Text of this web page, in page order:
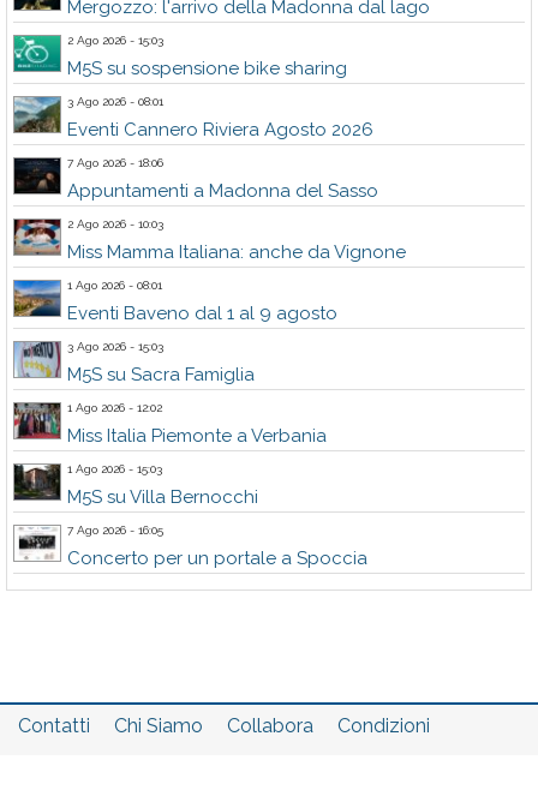
Mergozzo: l'arrivo della Madonna dal lago
2 Ago 2026 - 15:03
M5S su sospensione bike sharing
3 Ago 2026 - 08:01
Eventi Cannero Riviera Agosto 2026
7 Ago 2026 - 18:06
Appuntamenti a Madonna del Sasso
2 Ago 2026 - 10:03
Miss Mamma Italiana: anche da Vignone
1 Ago 2026 - 08:01
Eventi Baveno dal 1 al 9 agosto
3 Ago 2026 - 15:03
M5S su Sacra Famiglia
1 Ago 2026 - 12:02
Miss Italia Piemonte a Verbania
1 Ago 2026 - 15:03
M5S su Villa Bernocchi
7 Ago 2026 - 16:05
Concerto per un portale a Spoccia
Contatti Chi Siamo Collabora
Condizioni